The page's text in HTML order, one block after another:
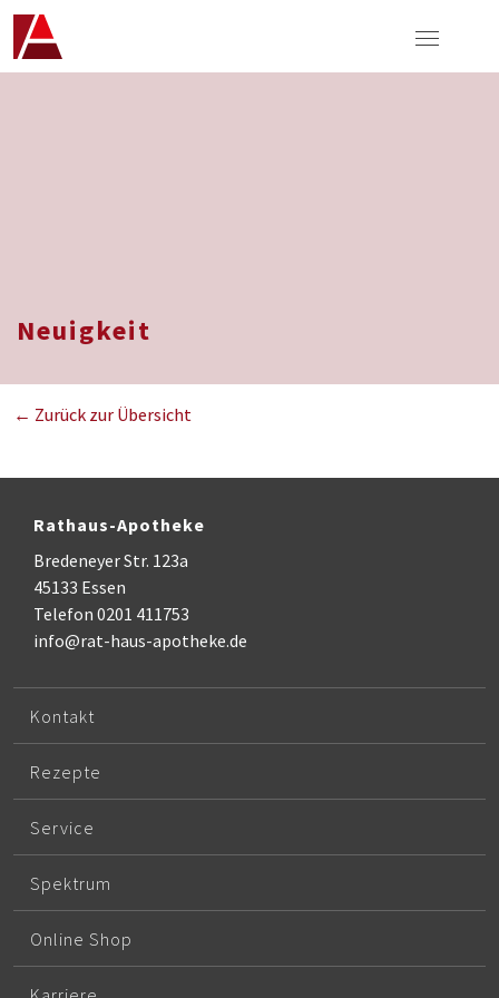
Neuigkeit
← Zurück zur Übersicht
Rathaus-Apotheke
Bredeneyer Str. 123a
45133 Essen
Telefon 0201 411753
info@rat-haus-apotheke.de
Kontakt
Rezepte
Service
Spektrum
Online Shop